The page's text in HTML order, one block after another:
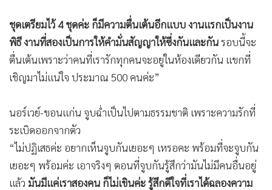
ชุดเตรียมไว้ 4 ชุดค่ะ ก็มีความตื่นเต้นอีกแบบ งานแรกเป็นงาน
พิธี งานที่สองเป็นการให้คำมั่นสัญญาให้ซึ่งกันและกันรอบนี้จะ
ตื่นเต้นเพราะว่าคนที่เรารักทุกคนจะอยู่ในห้องเดียวกัน แขกที่
เชิญมาไม่แน่ใจ ประมาณ 500 คนค่ะ”
นอร์เวย์-ขอนแก่น จูบฉ่ำเป็นไปตามธรรมชาติ เพราะความรักที่
ระเบิดออกจากตัว
“ไม่ปฏิเสธค่ะ อยากเห็นจูบกันเยอะๆ เหรอคะ พร้อมที่จะจูบกัน
เยอะๆ พร้อมค่ะ เอาจริงๆ ตอนที่จูบกันรู้สึกว่ามันไม่มีคนอื่นอยู่
แล้ว มันมีแค่เราสองคน ก็ไม่เขินค่ะ รู้สึกดีใจที่เราได้ฉลองความ